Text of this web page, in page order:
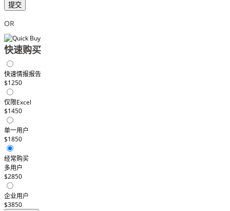
提交
OR
快速购买
快速情报报告
$1250
仅限Excel
$1450
单一用户
$1850
经常购买
多用户
$2850
企业用户
$3850